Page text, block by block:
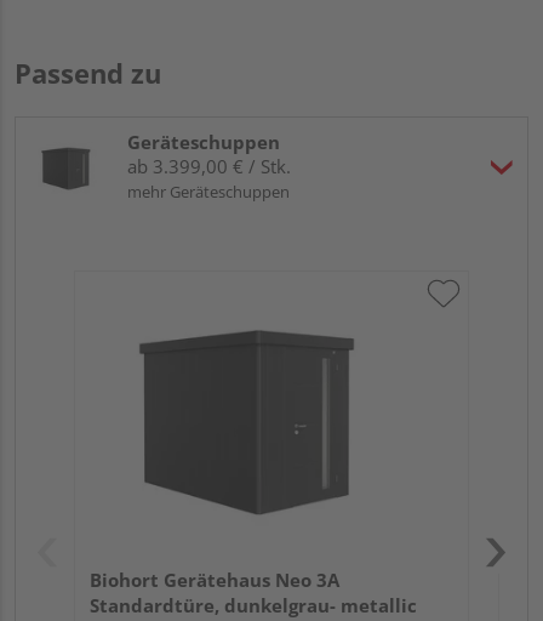
Passend zu
Geräteschuppen
ab 3.399,00 € / Stk.
mehr Geräteschuppen
Biohort Gerätehaus Neo 3A
Standardtüre, dunkelgrau- metallic